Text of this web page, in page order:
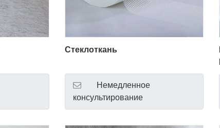
Стеклоткань
Немедленное
консультирование